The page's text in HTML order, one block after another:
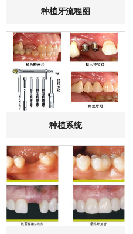
种植牙流程图
种植系统